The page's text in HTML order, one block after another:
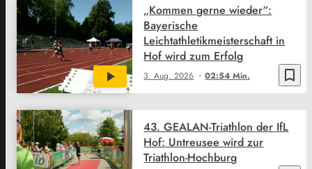
bookmark_border
3. Aug. 2026 02:54 Min.
„Kommen gerne wieder“:
Bayerische
Leichtathletikmeisterschaft in
Hof wird zum Erfolg
43. GEALAN-Triathlon der IfL
Hof: Untreusee wird zur
Triathlon-Hochburg